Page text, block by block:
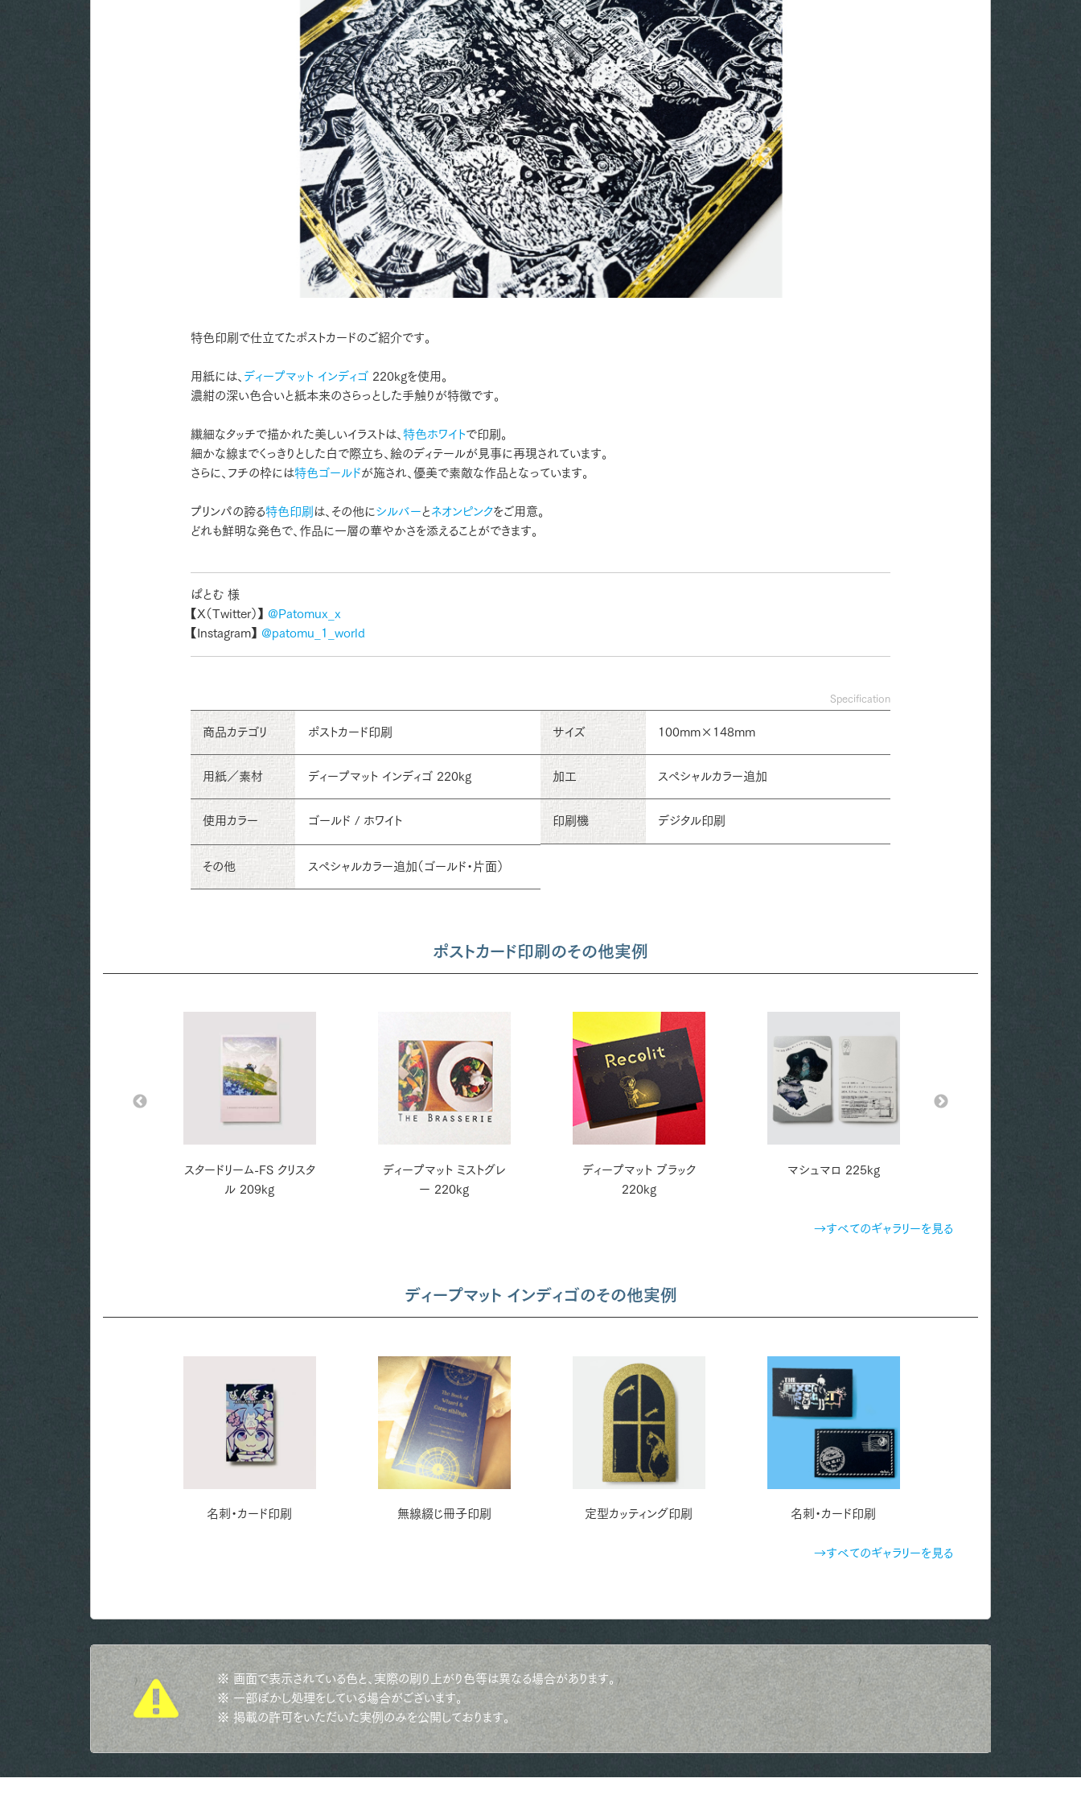
特色印刷で仕立てたポストカードのご紹介です。
用紙には、 ディープマット インディゴ220kgを使用。
濃紺の深い色合いと紙本来のさらっとした手触りが特徴です。
繊細なタッチで描かれた美しいイラストは、 特色ホワイトで印刷。
細かな線までくっきりとした白で際立ち、絵のディテールが見事に再現されています。
さらに、フチの枠には特色ゴールドが施され、優美で素敵な作品となっています。
プリンパの誇る特色印刷 は、その他に シルバーと ネオンピンクをご用意。
どれも鮮明な発色で、作品に一層の華やかさを添えることができます。
ぱとむ 様
【X（Twitter）】 @Patomux_x
【Instagram】 @patomu_1_world
Specification
商品カテゴリ ポストカード印刷 サイズ 100mm×148mm
用紙／素材 ディープマット インディゴ 220kg 加工 スペシャルカラー追加
使用カラー ゴールド / ホワイト 印刷機 デジタル印刷
その他 スペシャルカラー追加（ゴールド・片面）
ポストカード印刷のその他実例
スタードリーム-FS クリスタ
ル 209kg
ディープマット ミストグレ
ー 220kg
ディープマット ブラック
220kg
マシュマロ 225kg
→すべてのギャラリーを見る
ディープマット インディゴのその他実例
名刺・カード印刷 無線綴じ冊子印刷 定型カッティング印刷 名刺・カード印刷
→すべてのギャラリーを見る
※ 画面で表示されている色と、実際の刷り上がり色等は異なる場合があります。
※ 一部ぼかし処理をしている場合がございます。
※ 掲載の許可をいただいた実例のみを公開しております。